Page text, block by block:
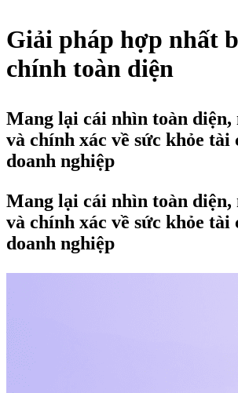
Giải pháp hợp nhất
chính toàn diện
Mang lại cái nhìn toàn diện,
và chính xác về sức khỏe tài
doanh nghiệp
Mang lại cái nhìn toàn diện,
và chính xác về sức khỏe tài
doanh nghiệp